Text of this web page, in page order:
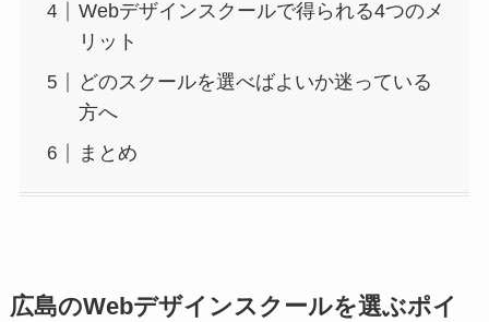
Webデザインスクールで得られる4つのメ
リット
どのスクールを選べばよいか迷っている
方へ
まとめ
広島のWebデザインスクールを選ぶポイ